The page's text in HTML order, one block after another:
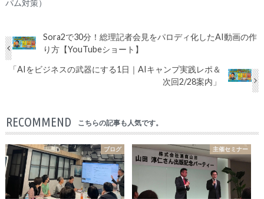
パム対策）
Sora2で30分！総理記者会見をパロディ化したAI動画の作
り方【YouTubeショート】
「AIをビジネスの武器にする1日｜AIキャンプ実践レポ＆
次回2/28案内」
RECOMMEND こちらの記事も人気です。
ブログ 主催セミナー